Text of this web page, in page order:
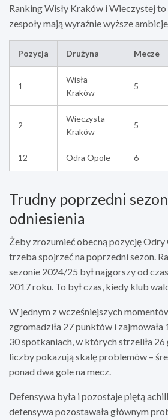
Ranking Wisły Kraków i Wieczystej to
zespoły mają wyraźnie wyższe
Pozycja Drużyna Mecze
1
Wisła
Kraków
5
2
Wieczysta
Kraków
5
12 Odra Opole 6
Trudny poprzedni
odniesienia
Żeby zrozumieć obecną pozycję Odry
trzeba spojrzeć na poprzedni sezon.
sezonie 2024/25 był najgorszy od
2017 roku. To był czas, kiedy klub
W jednym z wcześniejszych
zgromadziła 27 punktów i zajmowała
30 spotkaniach, w których strzeliła 26
liczby pokazują skalę problemów –
ponad dwa gole na mecz.
Defensywa była i pozostaje piętą
defensywa pozostawała głównym